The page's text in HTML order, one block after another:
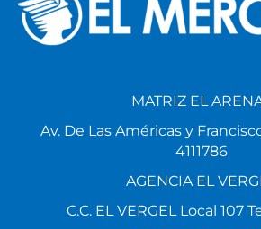
MATRIZ EL
Av. De Las Américas y
4111786
AGENCIA EL
C.C. EL VERGEL Local 107